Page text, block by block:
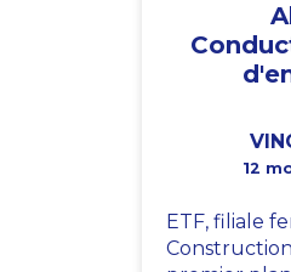
12
ETF, filiale